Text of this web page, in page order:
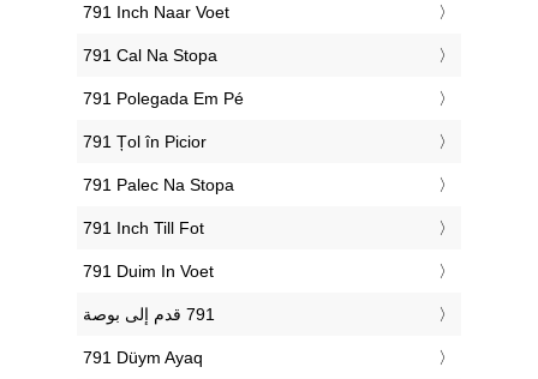
‎791 Inch Naar Voet
‎791 Cal Na Stopa
‎791 Polegada Em Pé
‎791 Țol în Picior
‎791 Palec Na Stopa
‎791 Inch Till Fot
‎791 Duim In Voet
‎791 Düym Ayaq